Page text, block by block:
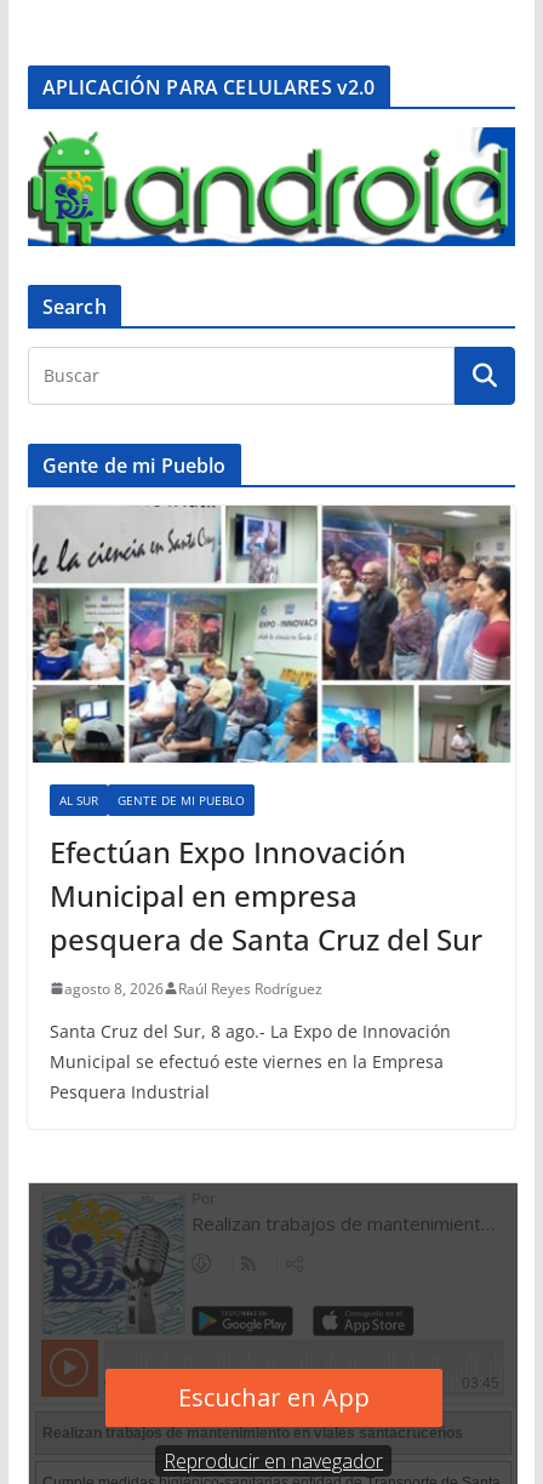
APLICACIÓN PARA CELULARES v2.0
Search
Gente de mi Pueblo
AL SUR GENTE DE MI PUEBLO
Efectúan Expo Innovación
Municipal en empresa
pesquera de Santa Cruz del Sur
agosto 8, 2026 Raúl Reyes Rodríguez
Santa Cruz del Sur, 8 ago.- La Expo de Innovación
Municipal se efectuó este viernes en la Empresa
Pesquera Industrial